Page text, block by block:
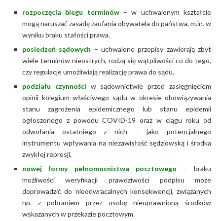
rozpoczęcia biegu terminów– w uchwalonym kształcie
mogą naruszać zasadę zaufania obywatela do państwa, m.in. w
wyniku braku stałości prawa,
posiedzeń sądowych – uchwalone przepisy zawierają zbyt
wiele terminów nieostrych, rodzą się wątpliwości co do tego,
czy regulacje umożliwiają realizację prawa do sądu,
podziału czynności w sądownictwie przed zasięgnięciem
opinii kolegium właściwego sądu w okresie obowiązywania
stanu zagrożenia epidemicznego lub stanu epidemii
ogłoszonego z powodu COVID-19 oraz w ciągu roku od
odwołania ostatniego z nich – jako potencjalnego
instrumentu wpływania na niezawisłość sędziowską i środka
zwykłej represji,
nowej formy pełnomocnictwa pocztowego – braku
możliwości weryfikacji prawdziwości podpisu może
doprowadzić do nieodwracalnych konsekwencji, związanych
np. z pobraniem przez osobę nieuprawnioną środków
wskazanych w przekazie pocztowym.